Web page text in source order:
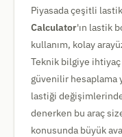
Piyasada çeşitli
Calculator'ın lastik
kullanım, kolay
Teknik bilgiye
güvenilir hesaplama
lastiği
denerken bu araç
konusunda büyük